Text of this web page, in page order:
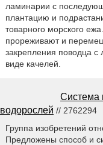
ламинарии с
плантацию и
товарного морского
прореживают и
закрепления поводца с
виде качелей.
Система
водорослей // 2762294
Группа изобретений
Предложены способ и